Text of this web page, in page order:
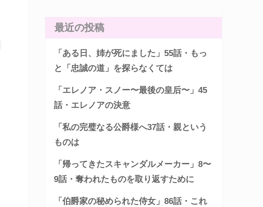
最近の投稿
「ある日、姉が死にました」55話・もっ
と「忠誠の道」を探らなくては
「エレノア・スノー〜最後の皇后〜」45
話・エレノアの決意
「私の完璧なる公爵様へ37話・親という
ものは
「帰ってきたスキャンダルメーカー」8〜
9話・奪われたものを取り返すために
「伯爵家の秘められた侍女」86話・これ